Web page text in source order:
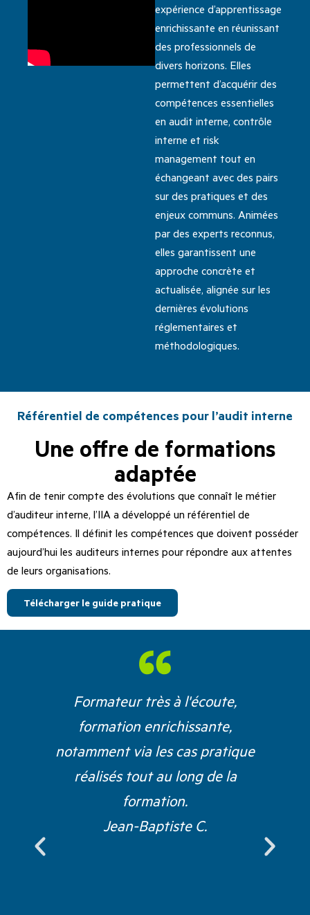
expérience d’apprentissage
enrichissante en réunissant
des professionnels de
divers horizons. Elles
permettent d’acquérir des
compétences essentielles
en audit interne, contrôle
interne et risk
management tout en
échangeant avec des pairs
sur des pratiques et des
enjeux communs. Animées
par des experts reconnus,
elles garantissent une
approche concrète et
actualisée, alignée sur les
dernières évolutions
réglementaires et
méthodologiques.
Référentiel de compétences pour l’audit interne
Une offre de formations
adaptée
Afin de tenir compte des évolutions que connaît le métier
d’auditeur interne, l’IIA a développé un référentiel de
compétences. Il définit les compétences que doivent posséder
aujourd’hui les auditeurs internes pour répondre aux attentes
de leurs organisations.
Télécharger le guide pratique
Formateur très à l'écoute,
formation enrichissante,
notamment via les cas pratique
réalisés tout au long de la
formation.
Jean-Baptiste C.